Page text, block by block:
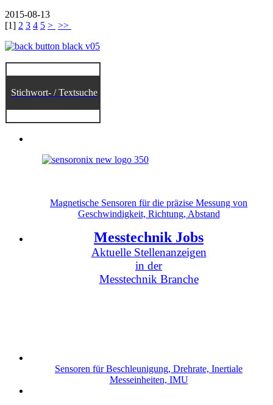
2015-08-13
[1] 2 3 4 5 > >>
Stichwort- / Textsuche
Magnetische Sensoren für die präzise Messung von
Geschwindigkeit, Richtung, Abstand
Messtechnik Jobs
Aktuelle Stellenanzeigen
in der
Messtechnik Branche
Sensoren für Beschleunigung, Drehrate, Inertiale
Messeinheiten, IMU